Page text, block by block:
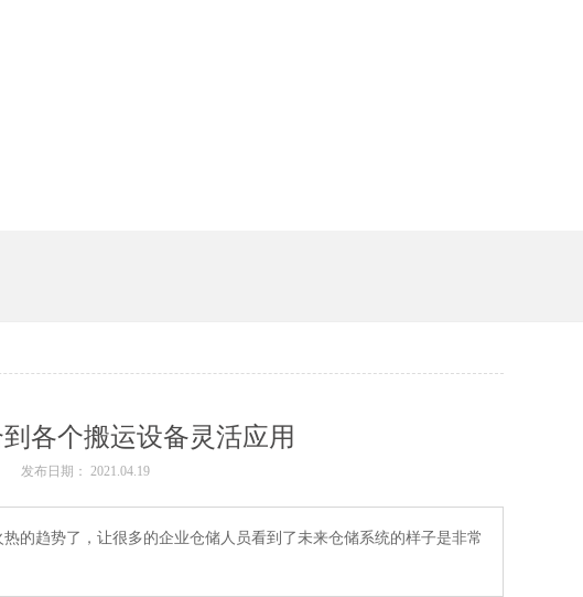
各个搬运设备灵活应用
发布日期： 2021.04.19
热的趋势了，让很多的企业仓储人员看到了未来仓储系统的样子是非常